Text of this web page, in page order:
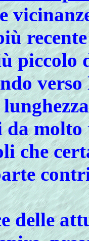
piccolo
molto
che
delle